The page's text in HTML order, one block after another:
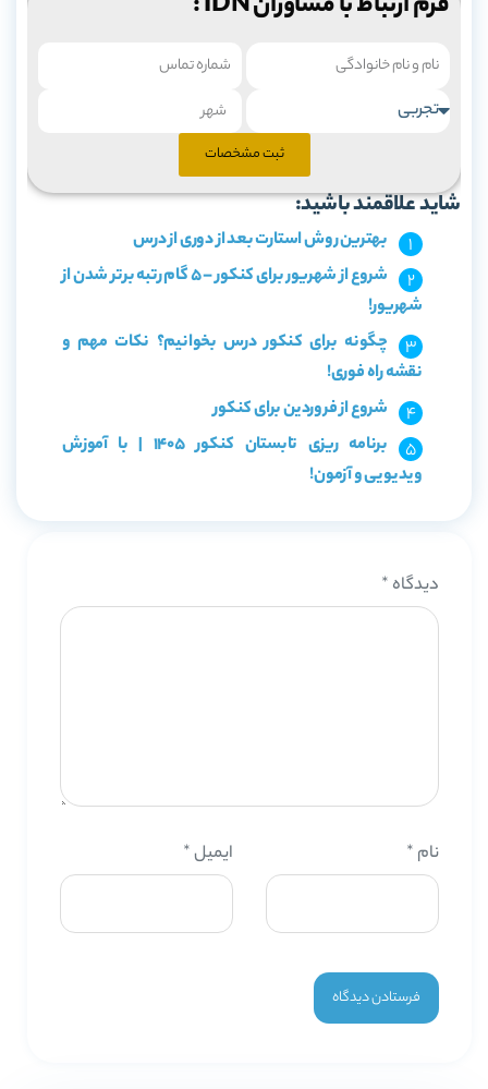
ثبت مشخصات
شاید علاقمند باشید:
بهترین روش استارت بعد از دوری از درس
شروع از شهریور برای کنکور – 5 گام رتبه برتر شدن از
شهریور!
چگونه برای کنکور درس بخوانیم؟ نکات مهم و
نقشه راه فوری!
شروع از فروردین برای کنکور
برنامه ریزی تابستان کنکور 1405 | با آموزش
ویدیویی و آزمون!
دیدگاه *
نام * ایمیل*